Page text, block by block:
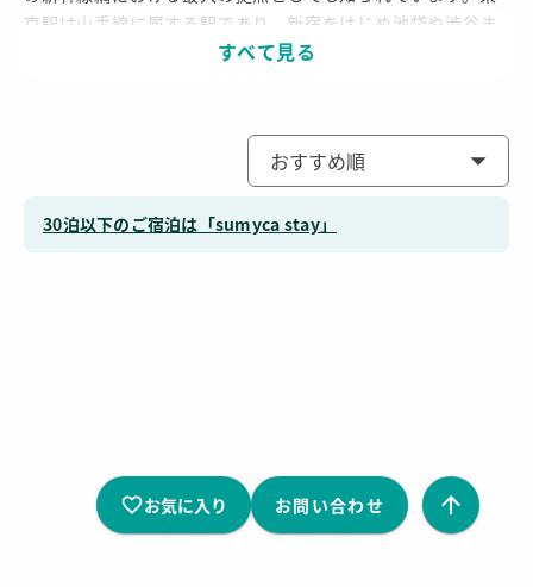
お気に入り お問い合わせ
京駅は山手線に属する駅であり、新宿をはじめ池袋や渋谷ま
で乗り換えなしで向かうことができ、通勤や買物の拠点とし
です。また、美術館や映画館などがあり、休日に余暇を楽し
むのにも困らないでしょう。そのほか、カフェや飲食店が多
く点在しており、食事や軽食を取るのにも困りづらくなって
います。中でもコンビニの数が多く、最低限生活に必要な用
すべて見る
おすすめ順
30泊以下のご宿泊は「sumyca stay」